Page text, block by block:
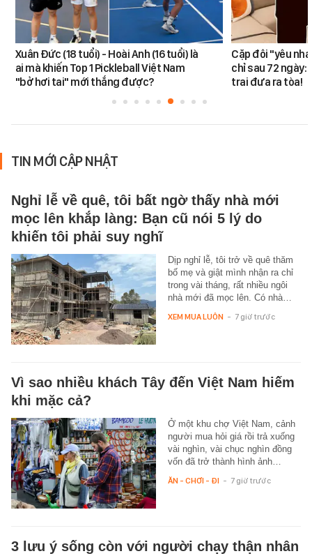
Xuân Đức (18 tuổi) - Hoài Anh (16 tuổi) là
ai mà khiến Top 1 Pickleball Việt Nam
"bở hơi tai" mới thắng được?
Cặp đôi "yêu
chỉ sau 72 ngày:
trai đưa ra tòa!
TIN MỚI CẬP NHẬT
Nghỉ lễ về quê, tôi bất ngờ thấy nhà mới
mọc lên khắp làng: Bạn cũ nói 5 lý do
khiến tôi phải suy nghĩ
Dịp nghỉ lễ, tôi trở về quê thăm
bố mẹ và giật mình nhận ra chỉ
trong vài tháng, rất nhiều ngôi
nhà mới đã mọc lên. Có nhà…
XEM MUA LUÔN - 7 giờ trước
Vì sao nhiều khách Tây đến Việt Nam hiếm
khi mặc cả?
Ở một khu chợ Việt Nam, cảnh
người mua hỏi giá rồi trả xuống
vài nghìn, vài chục nghìn đồng
vốn đã trở thành hình ảnh…
ĂN - CHƠI - ĐI - 7 giờ trước
3 lưu ý sống còn với người chạy thận nhân